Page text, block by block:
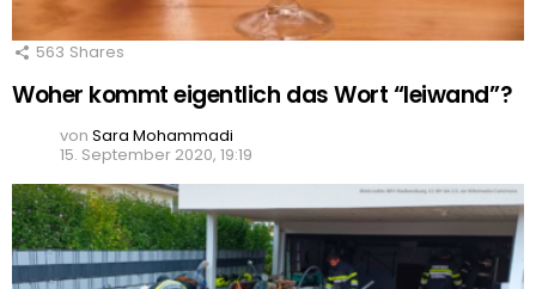
563 Shares
Woher kommt eigentlich das Wort “leiwand”?
von Sara Mohammadi
15. September 2020, 19:19